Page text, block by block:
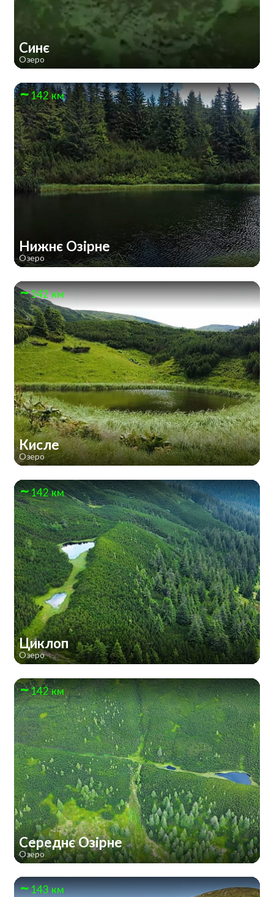
Синє
Озеро
142 км
Нижнє Озірне
Озеро
142 км
Кисле
Озеро
142 км
Циклоп
Озеро
142 км
Середнє Озірне
Озеро
143 км